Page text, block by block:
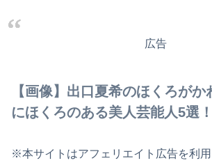
広告
【画像】出口夏希のほくろが
にほくろのある美人芸能人5選！
※本サイトはアフェリエイト広告を利用